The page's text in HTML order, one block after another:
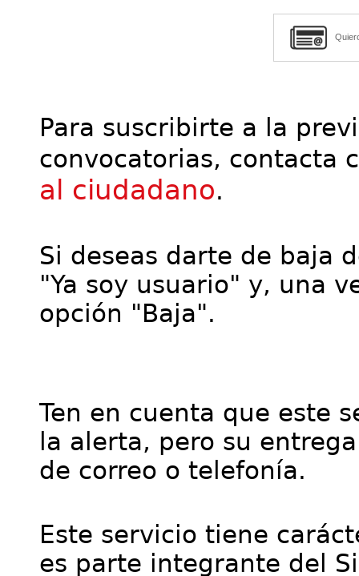
Para suscribirte a la
convocatorias, contacta
al ciudadano.
Si deseas darte de baja
"Ya soy usuario" y, una
opción "Baja".
Ten en cuenta que este
la alerta, pero su
de correo o telefonía.
Este servicio tiene
es parte integrante del